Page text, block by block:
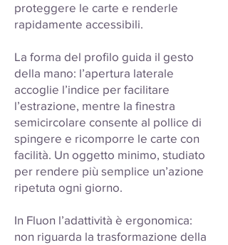
proteggere le carte e renderle
rapidamente accessibili.
La forma del profilo guida il gesto
della mano: l’apertura laterale
accoglie l’indice per facilitare
l’estrazione, mentre la finestra
semicircolare consente al pollice di
spingere e ricomporre le carte con
facilità. Un oggetto minimo, studiato
per rendere più semplice un’azione
ripetuta ogni giorno.
In Fluon l’adattività è ergonomica:
non riguarda la trasformazione della